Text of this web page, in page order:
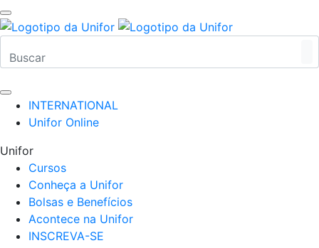
INTERNATIONAL
Unifor Online
Unifor
Cursos
Conheça a Unifor
Bolsas e Benefícios
Acontece na Unifor
INSCREVA-SE